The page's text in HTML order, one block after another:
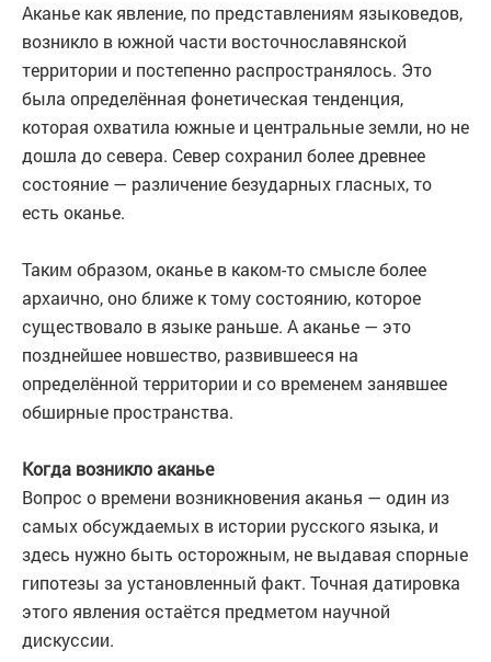
Аканье как явление, по представлениям языковедов,
возникло в южной части восточнославянской
территории и постепенно распространялось. Это
была определённая фонетическая тенденция,
которая охватила южные и центральные земли, но не
дошла до севера. Север сохранил более древнее
состояние — различение безударных гласных, то
есть оканье.
Таким образом, оканье в каком-то смысле более
архаично, оно ближе к тому состоянию, которое
существовало в языке раньше. А аканье — это
позднейшее новшество, развившееся на
определённой территории и со временем занявшее
обширные пространства.
Когда возникло аканье
Вопрос о времени возникновения аканья — один из
самых обсуждаемых в истории русского языка, и
здесь нужно быть осторожным, не выдавая спорные
гипотезы за установленный факт. Точная датировка
этого явления остаётся предметом научной
дискуссии.